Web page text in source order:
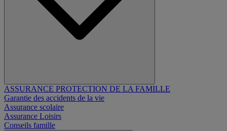
ASSURANCE PROTECTION DE LA FAMILLE
Garantie des accidents de la vie
Assurance scolaire
Assurance Loisirs
Conseils famille